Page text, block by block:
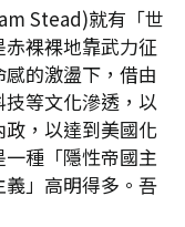
Stead)就有「世
裸裸地靠武力征
的激盪下，借由
等文化滲透，以
，以達到美國化
種「隱性帝國主
」高明得多。吾